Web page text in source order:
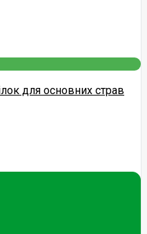
для основних страв